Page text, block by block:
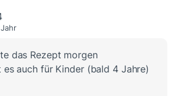
das Rezept morgen
es auch für Kinder (bald 4 Jahre)